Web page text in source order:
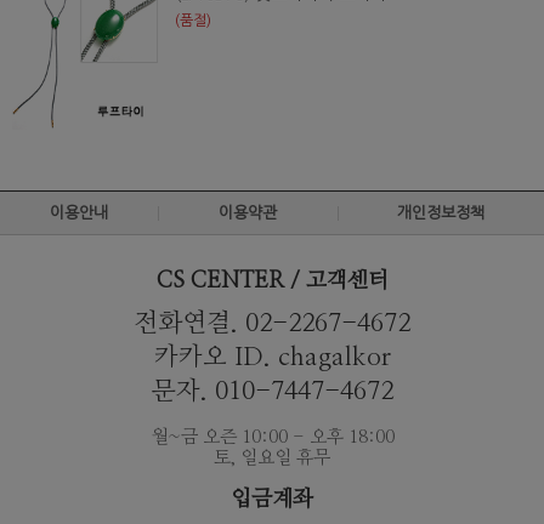
(품절)
이용안내 이용약관 개인정보정책
CS CENTER / 고객센터
전화연결. 02-2267-4672
카카오 ID. chagalkor
문자. 010-7447-4672
월~금 오즌 10:00 - 오후 18:00
토, 일요일 휴무
입금계좌